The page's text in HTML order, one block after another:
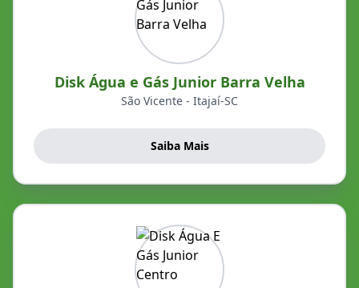
Disk Água e Gás Junior Barra Velha
São Vicente - Itajaí-SC
Saiba Mais